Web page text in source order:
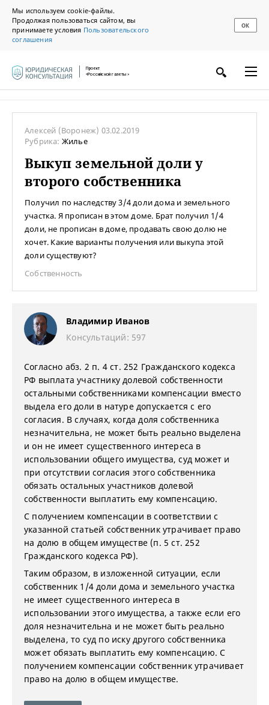
Мы используем cookie-файлы.
Продолжая пользоваться сайтом, вы
принимаете условия Пользовательского
соглашения
ОК
Проект
«Российской газеты»
Алексей (Воронеж) 03.02.2019
Рубрика: Жилье
Выкуп земельной доли у
второго собственника
Получил по наследству 3/4 доли дома и земельного
участка. Я прописан в этом доме. Брат получил 1/4
доли, не прописан в доме, продавать свою долю не
хочет. Какие варианты получения или выкупа этой
доли существуют?
Собственность
Владимир Иванов
Консультаций: 597
Согласно абз. 2 п. 4 ст. 252 Гражданского кодекса
РФ выплата участнику долевой собственности
остальными собственниками компенсации вместо
выдела его доли в натуре допускается с его
согласия. В случаях, когда доля собственника
незначительна, не может быть реально выделена
и он не имеет существенного интереса в
использовании общего имущества, суд может и
при отсутствии согласия этого собственника
обязать остальных участников долевой
собственности выплатить ему компенсацию.
С получением компенсации в соответствии с
указанной статьей собственник утрачивает право
на долю в общем имуществе (п. 5 ст. 252
Гражданского кодекса РФ).
Таким образом, в изложенной ситуации, если
собственник 1/4 доли дома и земельного участка
не имеет существенного интереса в
использовании этого имущества, а также если его
доля незначительна и не может быть реально
выделена, то суд по иску другого собственника
может обязать выплатить ему компенсацию. С
получением компенсации собственник утрачивает
право на долю в общем имуществе.